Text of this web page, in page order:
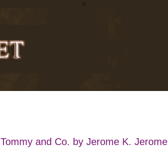
>
Tommy and Co. by Jerome K. Jerome